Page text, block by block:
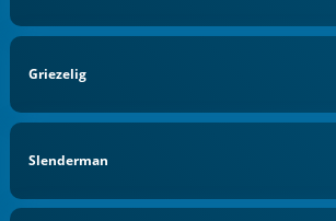
Griezelig
Slenderman